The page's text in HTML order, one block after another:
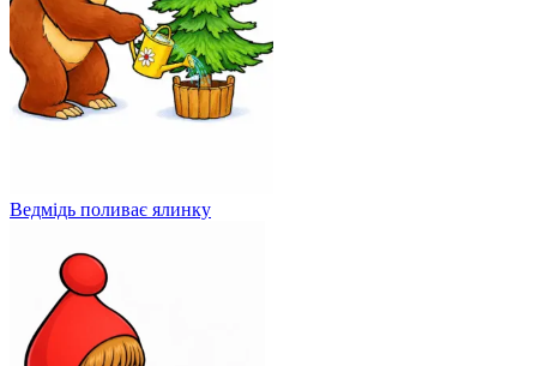
Ведмідь поливає ялинку